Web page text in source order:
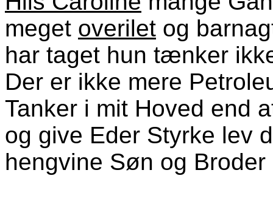
meget overilet og
har taget hun tænker
Der er ikke mere
Tanker i mit Hoved end
og give Eder Styrke lev
hengvine Søn og Broder